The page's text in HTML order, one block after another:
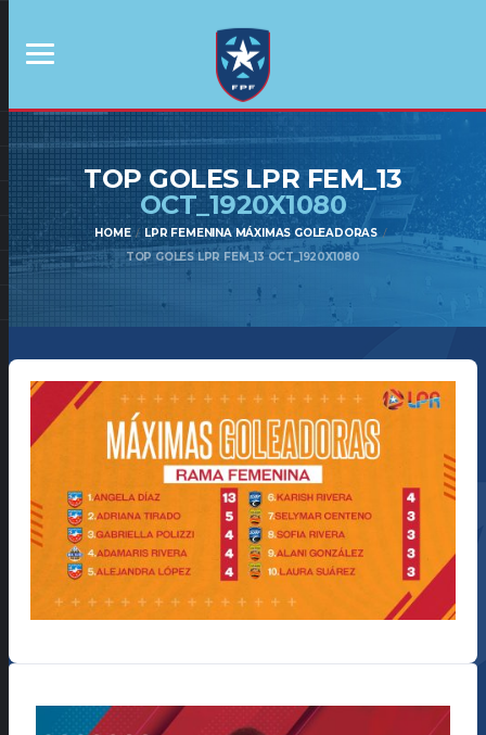
TOP GOLES LPR FEM_13
OCT_1920X1080
HOME
LPR FEMENINA MÁXIMAS GOLEADORAS
TOP GOLES LPR FEM_13 OCT_1920X1080